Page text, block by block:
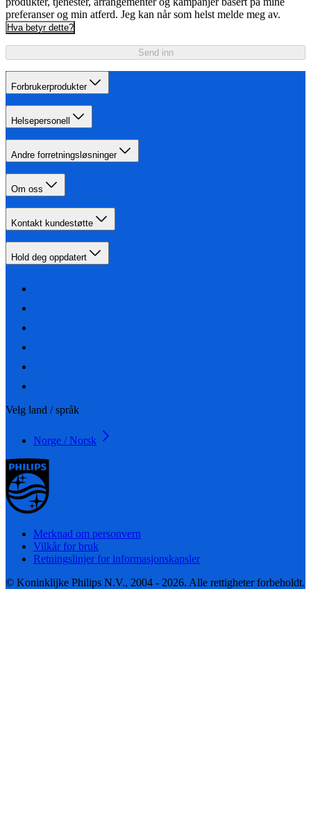
preferanser og min atferd. Jeg kan når som helst melde meg av.
Hva betyr dette?
Send inn
Forbrukerprodukter
Helsepersonell
Andre forretningsløsninger
Om oss
Kontakt kundestøtte
Hold deg oppdatert
Velg land / språk
Norge / Norsk
Merknad om personvern
Vilkår for bruk
Retningslinjer for informasjonskapsler
© Koninklijke Philips N.V., 2004 - 2026. Alle rettigheter forbeholdt.